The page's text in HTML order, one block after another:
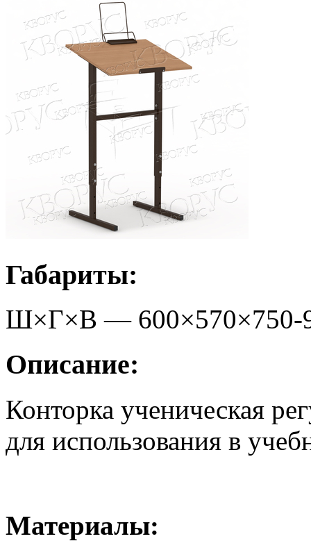
Габариты:
Ш×Г×В — 600×570×750-
Описание:
Конторка ученическая
для использования в
Материалы: